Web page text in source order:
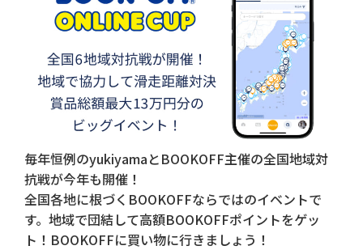
毎年恒例のyukiyamaとBOOKOFF主催の全国地域対
抗戦が今年も開催！
全国各地に根づくBOOKOFFならではのイベントで
す。地域で団結して高額BOOKOFFポイントをゲッ
ト！BOOKOFFに買い物に行きましょう！